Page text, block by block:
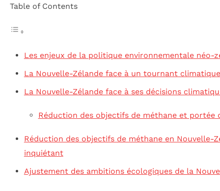
Table of Contents
Les enjeux de la politique environnementale néo-
La Nouvelle-Zélande face à un tournant climatique
La Nouvelle-Zélande face à ses décisions
Réduction des objectifs de méthane et portée
Réduction des objectifs de méthane en Nouvelle-
inquiétant
Ajustement des ambitions écologiques de la